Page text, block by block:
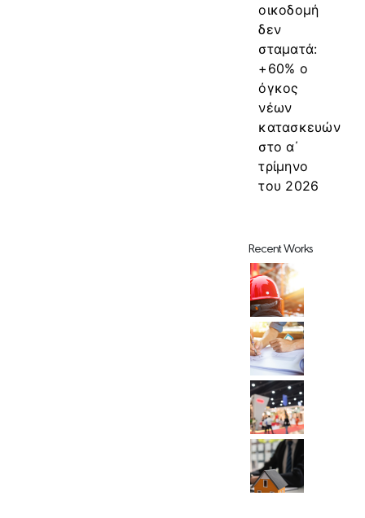
οικοδομή
δεν
σταματά:
+60% ο
όγκος
νέων
κατασκευών
στο α΄
τρίμηνο
του 2026
Recent Works